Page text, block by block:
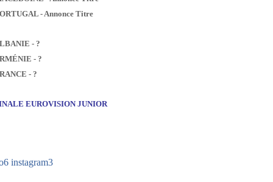
- Annonce Titre
- ?
- ?
- ?
EUROVISION JUNIOR